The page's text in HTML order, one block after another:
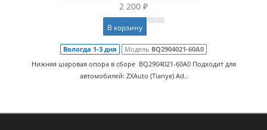
2 200 ₽
В корзину
Вологда 1-3 дня Модель BQ2904021-60A0
Нижняя шаровая опора в сборе BQ2904021-60A0 Подходит для
автомобилей: ZXAuto (Tianye) Ad..